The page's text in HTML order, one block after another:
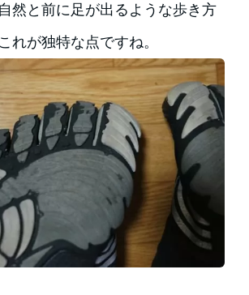
然と前に足が出るような歩き方
れが独特な点ですね。